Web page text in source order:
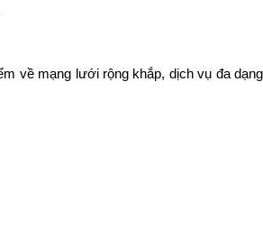
về mạng lưới rộng khắp, dịch vụ đa dạng